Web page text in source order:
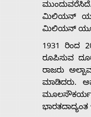
ಮಿಲಿಯನ್
ಮಿಲಿಯನ್
1931 ರಿಂದ
ರೂಪಿಸುವ
ರಾಜರು
ಮಾಡಿದರು.
ಮೂಲಸೌಕರ್ಯದ